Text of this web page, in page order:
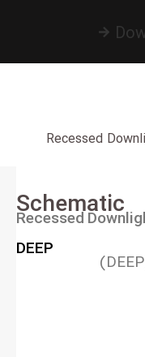
Schematic
Recessed
DEEP